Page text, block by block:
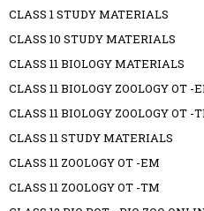
CLASS 1 STUDY MATERIALS
CLASS 10 STUDY MATERIALS
CLASS 11 BIOLOGY MATERIALS
CLASS 11 BIOLOGY ZOOLOGY OT -
CLASS 11 BIOLOGY ZOOLOGY OT -
CLASS 11 STUDY MATERIALS
CLASS 11 ZOOLOGY OT -EM
CLASS 11 ZOOLOGY OT -TM